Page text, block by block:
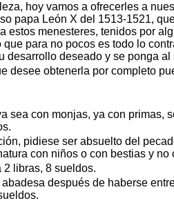
hoy vamos a ofrecerles a
papa León X del 1513-1521,
estos menesteres, tenidos por
para no pocos es todo lo
deseado y se ponga
desee obtenerla por completo
sea con monjas, ya con
pidiese ser absuelto del
con niños o con bestias y
2 libras, 8 sueldos.
después de haberse